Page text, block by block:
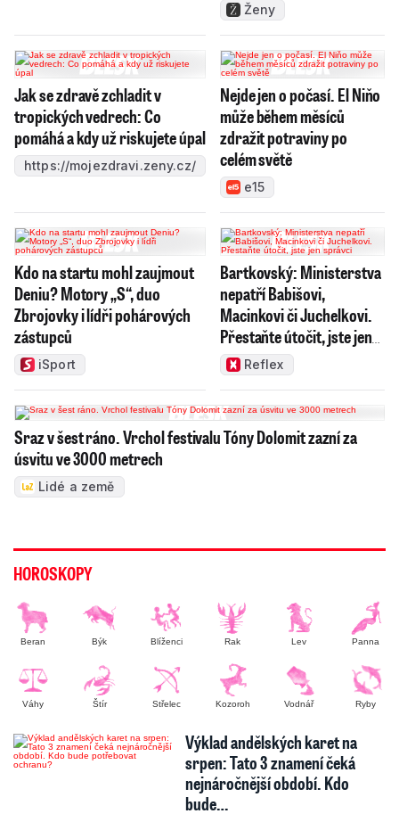
Ženy
Jak se zdravě zchladit v
tropických vedrech: Co
pomáhá a kdy už riskujete úpal
https://mojezdravi.zeny.cz/
Nejde jen o počasí. El Niňo
může během měsíců
zdražit potraviny po
celém světě
e15
Kdo na startu mohl zaujmout
Deniu? Motory „S“, duo
Zbrojovky i lídři pohárových
zástupců
iSport
Bartkovský: Ministerstva
nepatří Babišovi,
Macinkovi či Juchelkovi.
Přestaňte útočit, jste jen
správci
Reflex
Sraz v šest ráno. Vrchol festivalu Tóny Dolomit zazní za
úsvitu ve 3000 metrech
Lidé a země
HOROSKOPY
Beran Býk Blíženci Rak Lev Panna
Váhy Štír Střelec Kozoroh Vodnář Ryby
Výklad andělských karet na
srpen: Tato 3 znamení čeká
nejnáročnější období. Kdo
bude…